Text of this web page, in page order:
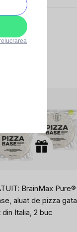
BrainMax Pure®
aluat de pizza gata
Italia, 2 buc